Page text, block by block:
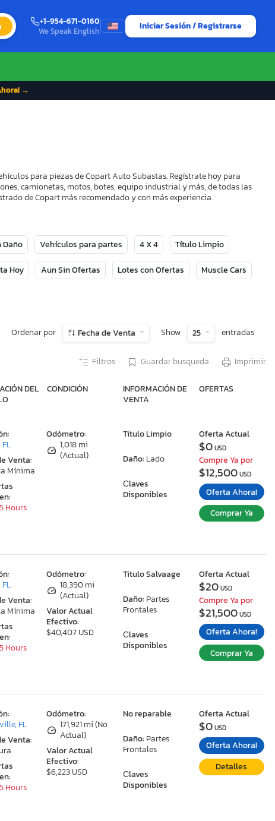
+1-954-671-0160
We Speak English
Iniciar Sesión / Registrarse
→
para piezas de Copart Auto Subastas. Regístrate hoy para
camionetas, motos, botes, equipo industrial y más, de todas las
de Copart más recomendado y con más experiencia.
Daño Vehículos para partes 4 X 4 Título Limpio
Hoy Aun Sin Ofertas Lotes con Ofertas Muscle Cars
Ordenar por Fecha de Venta Show 25 entradas
Filtros Guardar busqueda Imprimir
DEL
CONDICIÓN
INFORMACIÓN DE
VENTA
OFERTAS
Odómetro:
1,018 mi
(Actual)
Titulo Limpio
Daño: Lado
Сlaves
Disponibles
Venta:
Mínima
Hours
Oferta Actual
$0USD
Compre Ya por
$12,500USD
Oferta Ahora!
Comprar Ya
Odómetro:
18,390 mi
(Actual)
Valor Actual
Efectivo:
$40,407 USD
Titulo Salvaage
Daño: Partes
Frontales
Сlaves
Disponibles
Venta:
Mínima
Hours
Oferta Actual
$20USD
Compre Ya por
$21,500USD
Oferta Ahora!
Comprar Ya
Odómetro:
171,921 mi (No
Actual)
Valor Actual
Efectivo:
$6,223 USD
No reparable
Daño: Partes
Frontales
Сlaves
Disponibles
FL
Venta:
Hours
Oferta Actual
$0USD
Oferta Ahora!
Detalles